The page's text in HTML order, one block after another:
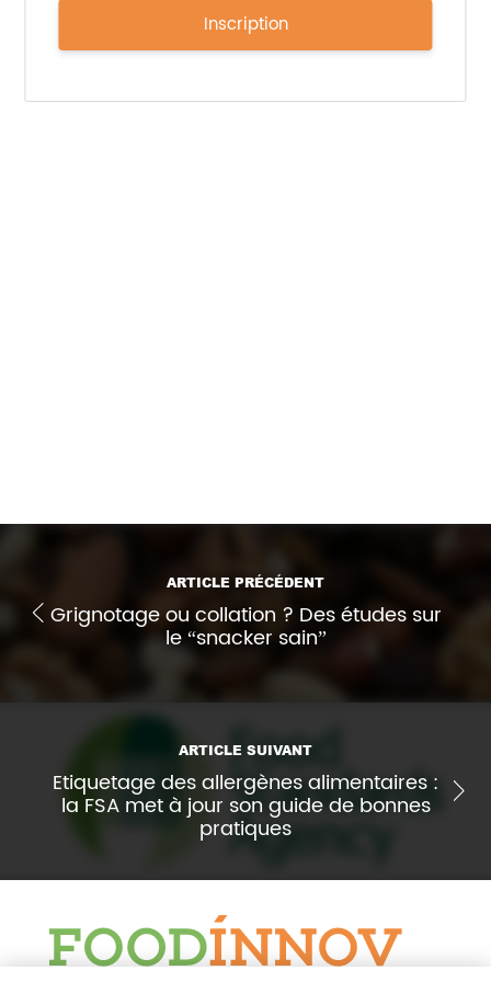
Inscription
ARTICLE PRÉCÉDENT
Grignotage ou collation ? Des études sur
le “snacker sain”
ARTICLE SUIVANT
Etiquetage des allergènes alimentaires :
la FSA met à jour son guide de bonnes
pratiques